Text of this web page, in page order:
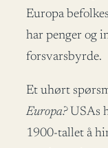
Europa
har penger og
forsvarsbyrde.
Et uhørt
Europa? USAs
1900-tallet å